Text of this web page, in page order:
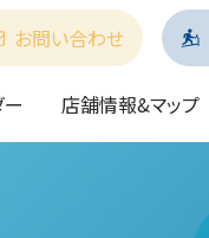
店舗情報&マップ
お問い合わせ